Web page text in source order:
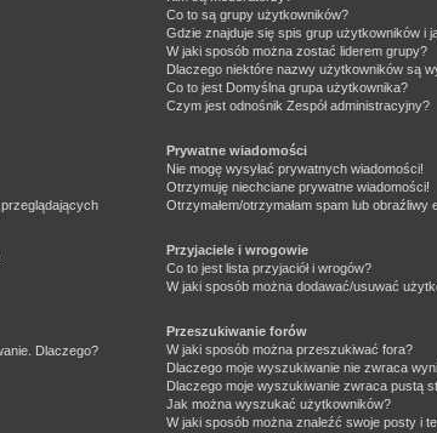
Dlaczego?
Co to są grupy użytkowników?
Gdzie znajduje się spis grup użytkowników i
W jaki sposób można zostać liderem grupy?
Dlaczego niektóre nazwy użytkowników są
Co to jest Domyślna grupa użytkownika?
Czym jest odnośnikZespół administracyjny?
Prywatne wiadomości
Nie mogę wysyłać prywatnych wiadomości!
Otrzymuję niechciane prywatne wiadomości!
Otrzymałem/otrzymałam spam lub obraźliwy
Przyjaciele i wrogowie
Co to jest lista przyjaciół i wrogów?
W jaki sposób można dodawać/usuwać
Przeszukiwanie forów
W jaki sposób można przeszukiwać fora?
Dlaczego moje wyszukiwanie nie zwraca
Dlaczego moje wyszukiwanie zwraca pustą
Jak można wyszukać użytkowników?
W jaki sposób można znaleźć swoje posty i